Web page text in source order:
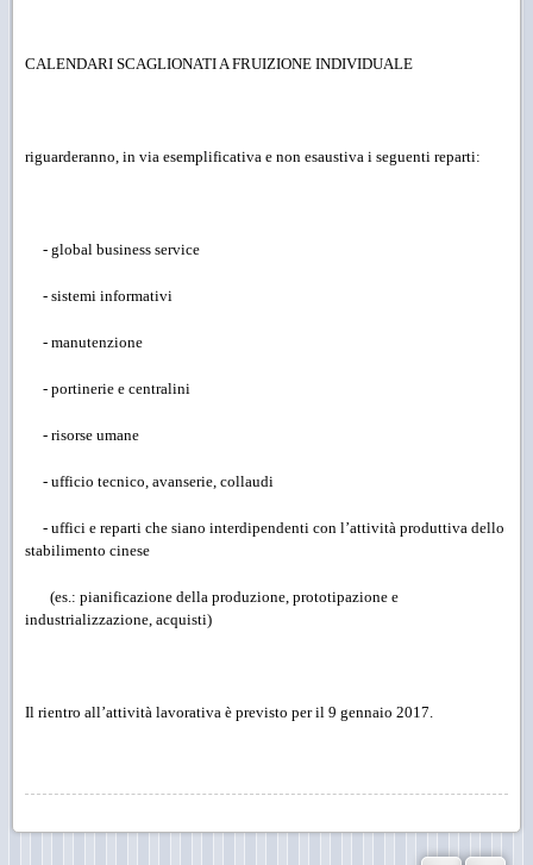
CALENDARI SCAGLIONATI A FRUIZIONE INDIVIDUALE
riguarderanno, in via esemplificativa e non esaustiva i seguenti reparti:
- global business service
- sistemi informativi
- manutenzione
- portinerie e centralini
- risorse umane
- ufficio tecnico, avanserie, collaudi
- uffici e reparti che siano interdipendenti con l’attività produttiva dello
stabilimento cinese
(es.: pianificazione della produzione, prototipazione e
industrializzazione, acquisti)
Il rientro all’attività lavorativa è previsto per il 9 gennaio 2017.